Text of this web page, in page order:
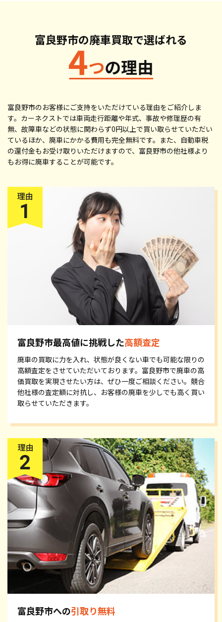
富良野市の廃車買取で選ばれる
富良野市のお客様にご支持をいただけている理由をご紹介しま
す。カーネクストでは車両走行距離や年式、事故や修理歴の有
無、故障車などの状態に関わらず0円以上で買い取らせていただい
ているほか、廃車にかかる費用も完全無料です。また、自動車税
の還付金もお受け取りいただけますので、富良野市の他社様より
もお得に廃車することが可能です。
富良野市最高値に挑戦した高額査定
廃車の買取に力を入れ、状態が良くない車でも可能な限りの
高額査定をさせていただいております。富良野市で廃車の高
価買取を実現させたい方は、ぜひ一度ご相談ください。競合
他社様の査定額に対抗し、お客様の廃車を少しでも高く買い
取らせていただきます。
富良野市への引取り無料